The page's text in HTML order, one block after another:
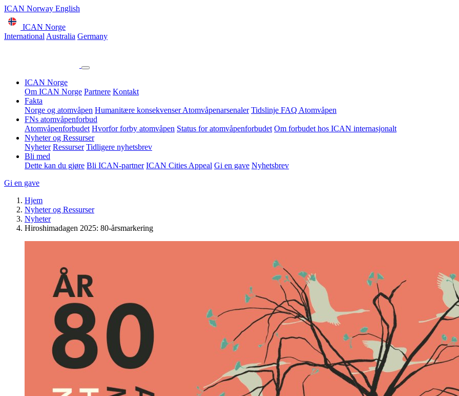
ICAN Norway English
ICAN Norge
International Australia Germany
ICAN Norge
Om ICAN Norge Partnere Kontakt
Fakta
Norge og atomvåpen Humanitære konsekvenserAtomvåpenarsenaler Tidslinje FAQ Atomvåpen
FNs atomvåpenforbud
Atomvåpenforbudet Hvorfor forby atomvåpen Status for atomvåpenforbudet Om forbudet hos ICAN internasjonalt
Nyheter og Ressurser
Nyheter Ressurser Tidligere nyhetsbrev
Bli med
Dette kan du gjøre Bli ICAN-partner ICAN Cities Appeal Gi en gave Nyhetsbrev
Gi en gave
Hjem
Nyheter og Ressurser
Nyheter
Hiroshimadagen 2025: 80-årsmarkering